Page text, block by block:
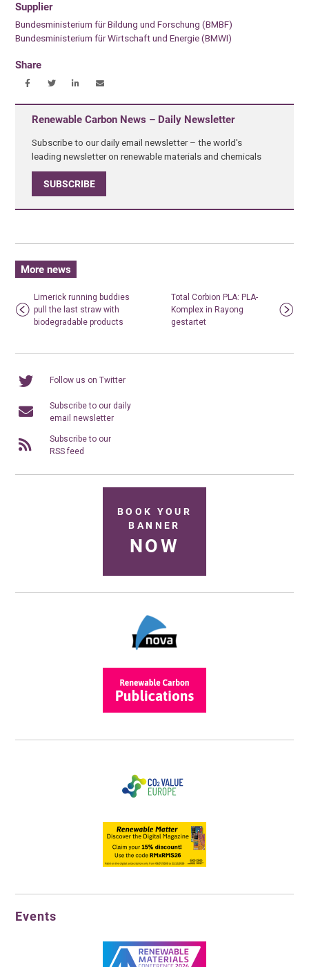
Supplier
Bundesministerium für Bildung und Forschung (BMBF)
Bundesministerium für Wirtschaft und Energie (BMWI)
Share
Renewable Carbon News – Daily Newsletter
Subscribe to our daily email newsletter – the world's
leading newsletter on renewable materials and chemicals
SUBSCRIBE
More news
Limerick running buddies
pull the last straw with
biodegradable products
Total Corbion PLA: PLA-
Komplex in Rayong
gestartet
Follow us on Twitter
Subscribe to our daily
email newsletter
Subscribe to our
RSS feed
BOOK YOUR
BANNER
NOW
Events